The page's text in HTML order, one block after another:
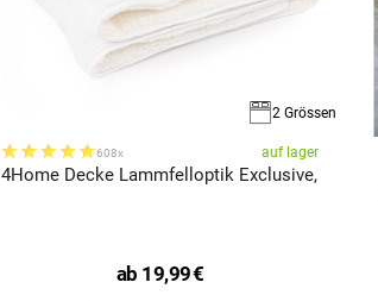
2 Grössen
608x auf lager
4Home Decke Lammfelloptik Exclusive,
ab 19,99€